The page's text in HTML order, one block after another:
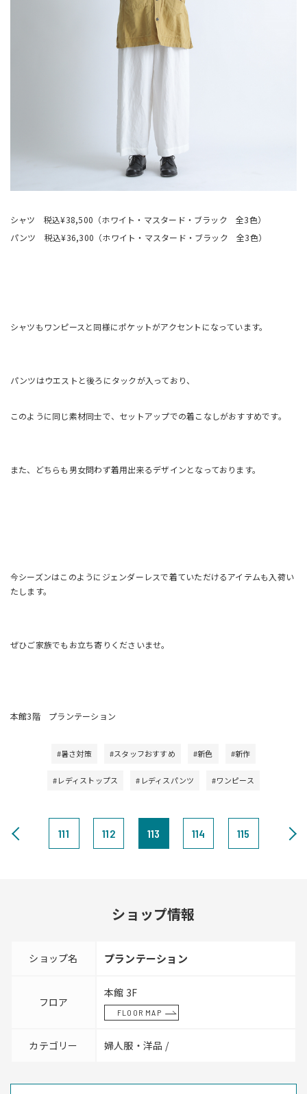
シャツ 税込¥38,500（ホワイト・マスタード・ブラック 全3色）
パンツ 税込¥36,300（ホワイト・マスタード・ブラック 全3色）
シャツもワンピースと同様にポケットがアクセントになっています。
パンツはウエストと後ろにタックが入っており、
このように同じ素材同士で、セットアップでの着こなしがおすすめです。
また、どちらも男女問わず着用出来るデザインとなっております。
今シーズンはこのようにジェンダーレスで着ていただけるアイテムも入荷い
たします。
ぜひご家族でもお立ち寄りくださいませ。
本館3階 プランテーション
#暑さ対策 #スタッフおすすめ #新色 #新作
#レディストップス #レディスパンツ #ワンピース
111 112 113 114 115
ショップ情報
ショップ名 プランテーション
フロア
本館 3F
FLOOR MAP
カテゴリー 婦人服・洋品 /